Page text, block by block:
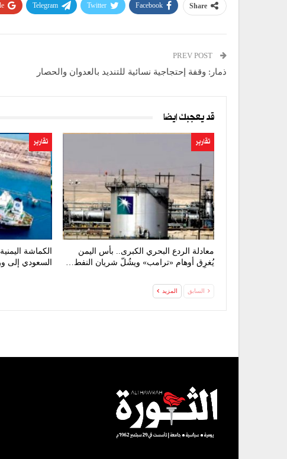
Share
Facebook
Twitter
Telegram
ذمار: وقفة إحتجاجية نسائية للتنديد بالعدوان والحصار
قد يعجبك ايضا
تقارير
معادلة الردع البحري الكبرى.. بأس اليمن
يُغرِق أوهام «ترامب» ويشُلّ شريان النفط…
تقارير
الكماشة
السعودي إلى
السابق المزيد